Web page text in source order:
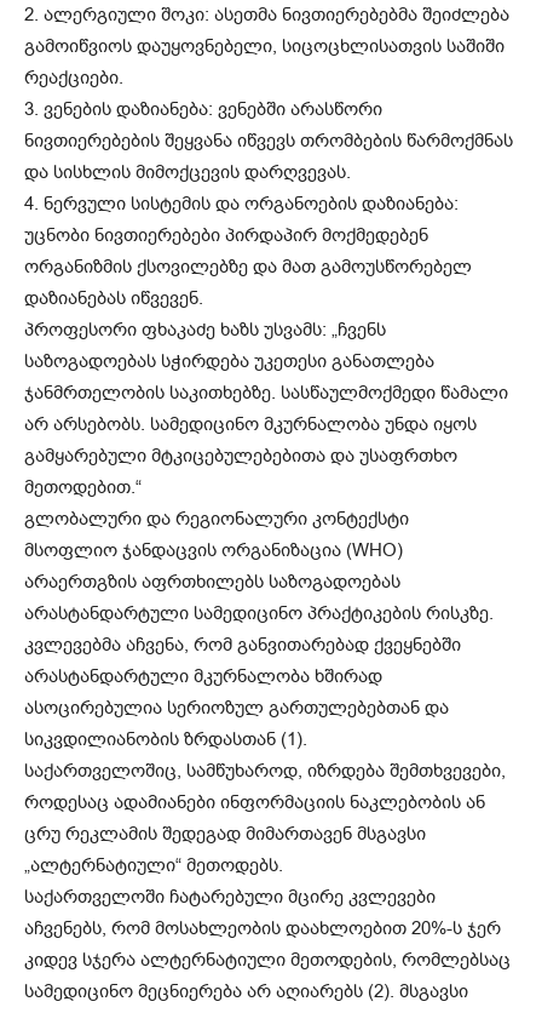
2. ალერგიული შოკი: ასეთმა ნივთიერებებმა შეიძლება
გამოიწვიოს დაუყოვნებელი, სიცოცხლისათვის საშიში
რეაქციები.
3. ვენების დაზიანება: ვენებში არასწორი
ნივთიერებების შეყვანა იწვევს თრომბების წარმოქმნას
და სისხლის მიმოქცევის დარღვევას.
4. ნერვული სისტემის და ორგანოების დაზიანება:
უცნობი ნივთიერებები პირდაპირ მოქმედებენ
ორგანიზმის ქსოვილებზე და მათ გამოუსწორებელ
დაზიანებას იწვევენ.
პროფესორი ფხაკაძე ხაზს უსვამს: „ჩვენს
საზოგადოებას სჭირდება უკეთესი განათლება
ჯანმრთელობის საკითხებზე. სასწაულმოქმედი წამალი
არ არსებობს. სამედიცინო მკურნალობა უნდა იყოს
გამყარებული მტკიცებულებებითა და უსაფრთხო
მეთოდებით.“
გლობალური და რეგიონალური კონტექსტი
მსოფლიო ჯანდაცვის ორგანიზაცია (WHO)
არაერთგზის აფრთხილებს საზოგადოებას
არასტანდარტული სამედიცინო პრაქტიკების რისკზე.
კვლევებმა აჩვენა, რომ განვითარებად ქვეყნებში
არასტანდარტული მკურნალობა ხშირად
ასოცირებულია სერიოზულ გართულებებთან და
სიკვდილიანობის ზრდასთან (1).
საქართველოშიც, სამწუხაროდ, იზრდება შემთხვევები,
როდესაც ადამიანები ინფორმაციის ნაკლებობის ან
ცრუ რეკლამის შედეგად მიმართავენ მსგავსი
„ალტერნატიული“ მეთოდებს.
საქართველოში ჩატარებული მცირე კვლევები
აჩვენებს, რომ მოსახლეობის დაახლოებით 20%-ს ჯერ
კიდევ სჯერა ალტერნატიული მეთოდების, რომლებსაც
სამედიცინო მეცნიერება არ აღიარებს (2). მსგავსი